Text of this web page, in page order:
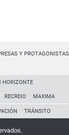
Y PROTAGONISTAS
HORIZONTE
RECREIO MAXIMA
TRÁNSITO